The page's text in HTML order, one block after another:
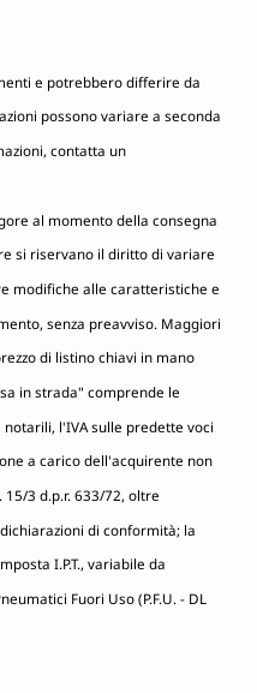
e potrebbero differire da
possono variare a seconda
contatta un
al momento della consegna
si riservano il diritto di variare
modifiche alle caratteristiche e
senza preavviso. Maggiori
di listino chiavi in mano
in strada" comprende le
l'IVA sulle predette voci
a carico dell'acquirente non
3 d.p.r. 633/72, oltre
di conformità; la
I.P.T., variabile da
Fuori Uso (P.F.U. - DL